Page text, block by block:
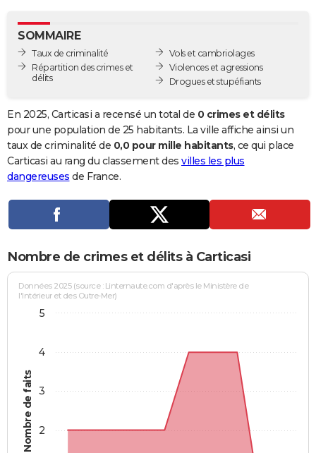
GUIDES D'ACHAT
BONS PLANS
Carte de Noël
Carte Bonne année
Carte Saint-Valentin
Carte Pâques
Carte d'anniversaire
DICTIONNAIRE
Dictionnaire
Biographies
Citations
Expressions
Proverbes
PROGRAMME TV
Se connecter
Entreprises
Service militaire
Avis de recherche
AVIS DE DÉCÈS
Bricolage
Lifestyle
Culture
Sport
Auto
Television
Voyage
Cinema
SOMMAIRE
Taux de criminalité
Répartition des crimes et
délits
Vols et cambriolages
Violences et agressions
Drogues et stupéfiants
En 2025, Carticasi a recensé un total de 0 crimes et délits
pour une population de 25 habitants. La ville affiche ainsi un
taux de criminalité de 0,0 pour mille habitants, ce qui place
Carticasi au rang du classement des villes les plus
dangereuses de France.
Nombre de crimes et délits à Carticasi
Nombre de faits
Données 2025 (source : Linternaute.com d'après le Ministère de
l'Intérieur et des Outre-Mer)
2
3
4
5